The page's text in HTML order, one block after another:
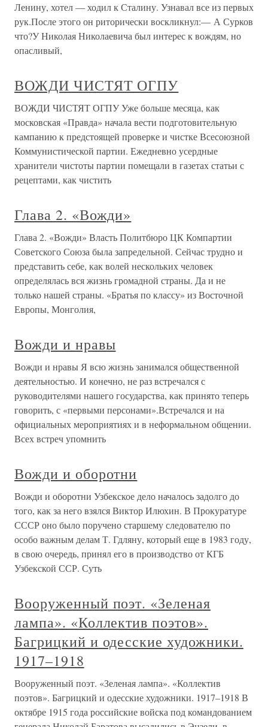
Ленину, хотел — ходил к Сталину. Узнавал все из первых
рук.После этого он риторически воскликнул:— А Сурков
что?У Николая Николаевича был интерес к вождям, но
опасливый,
ВОЖДИ ЧИСТЯТ ОГПУ
ВОЖДИ ЧИСТЯТ ОГПУ Уже больше месяца, как
московская «Правда» начала вести подготовительную
кампанию к предстоящей проверке и чистке Всесоюзной
Коммунистической партии. Ежедневно усердные
хранители чистоты партии помещали в газетах статьи с
рецептами, как чистить
Глава 2. «Вожди»
Глава 2. «Вожди» Власть Политбюро ЦК Компартии
Советского Союза была запредельной. Сейчас трудно и
представить себе, как волей нескольких человек
определялась вся жизнь громадной страны. Да и не
только нашей страны. «Братья по классу» из Восточной
Европы, Монголия,
Вожди и нравы
Вожди и нравы Я всю жизнь занимался общественной
деятельностью. И конечно, не раз встречался с
руководителями нашего государства, как принято теперь
говорить, с «первыми персонами».Встречался и на
официальных мероприятиях и в неформальном общении.
Всех встреч упомнить
Вожди и оборотни
Вожди и оборотни Узбекское дело началось задолго до
того, как за него взялся Виктор Илюхин. В Прокуратуре
СССР оно было поручено старшему следователю по
особо важным делам Т. Гдляну, который еще в 1983 году,
в свою очередь, принял его в производство от КГБ
Узбекской ССР. Суть
Вооруженный поэт. «Зеленая
лампа». «Коллектив поэтов».
Багрицкий и одесские художники.
1917–1918
Вооруженный поэт. «Зеленая лампа». «Коллектив
поэтов». Багрицкий и одесские художники. 1917–1918 В
октябре 1915 года российские войска под командованием